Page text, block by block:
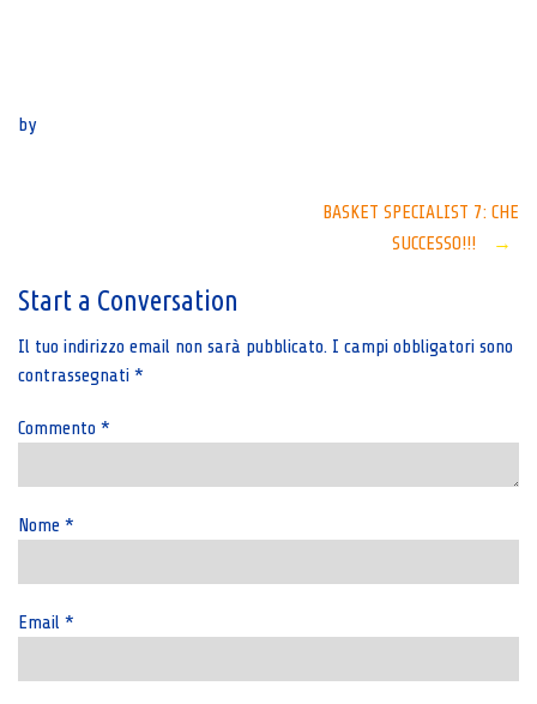
by
BASKET SPECIALIST 7: CHE
SUCCESSO!!!
→
Start a Conversation
Il tuo indirizzo email non sarà pubblicato. I campi obbligatori sono
contrassegnati *
Commento *
Nome *
Email *